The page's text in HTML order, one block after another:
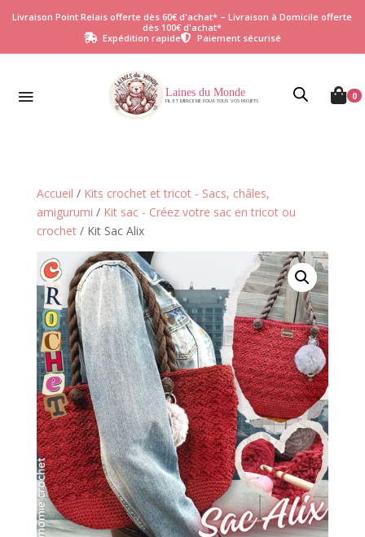
Livraison Point Relais offerte dès 60€ d'achat* – Livraison à Domicile offerte
dès 100€ d'achat*
 Expédition rapide Paiement sécurisé
Laines du Monde
FIL ET MERCERIE POUR TOUS VOS PROJETS  0
Accueil / Kits crochet et tricot - Sacs, châles,
amigurumi / Kit sac - Créez votre sac en tricot ou
crochet/ Kit Sac Alix